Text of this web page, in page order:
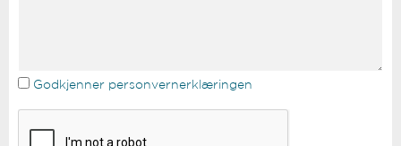
Godkjenner personvernerklæringen